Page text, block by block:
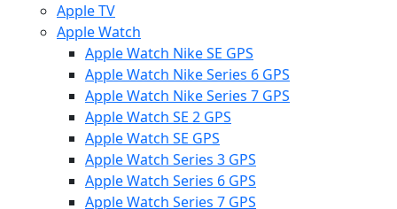
Apple TV
Apple Watch
Apple Watch Nike SE GPS
Apple Watch Nike Series 6 GPS
Apple Watch Nike Series 7 GPS
Apple Watch SE 2 GPS
Apple Watch SE GPS
Apple Watch Series 3 GPS
Apple Watch Series 6 GPS
Apple Watch Series 7 GPS